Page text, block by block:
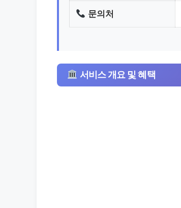
문의처
서비스 개요 및 혜택